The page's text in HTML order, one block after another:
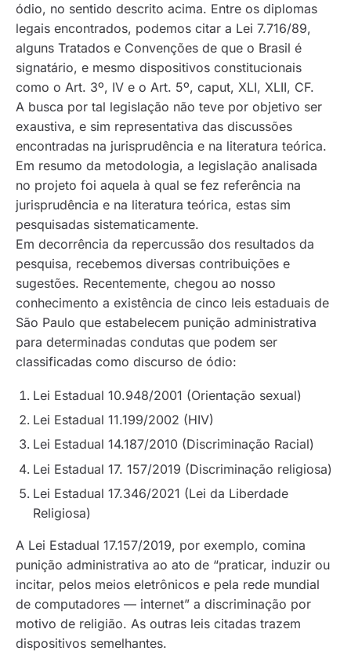
ódio, no sentido descrito acima. Entre os diplomas
legais encontrados, podemos citar a Lei 7.716/89,
alguns Tratados e Convenções de que o Brasil é
signatário, e mesmo dispositivos constitucionais
como o Art. 3º, IV e o Art. 5º, caput, XLI, XLII, CF.
A busca por tal legislação não teve por objetivo ser
exaustiva, e sim representativa das discussões
encontradas na jurisprudência e na literatura teórica.
Em resumo da metodologia, a legislação analisada
no projeto foi aquela à qual se fez referência na
jurisprudência e na literatura teórica, estas sim
pesquisadas sistematicamente.
Em decorrência da repercussão dos resultados da
pesquisa, recebemos diversas contribuições e
sugestões. Recentemente, chegou ao nosso
conhecimento a existência de cinco leis estaduais de
São Paulo que estabelecem punição administrativa
para determinadas condutas que podem ser
classificadas como discurso de ódio:
Lei Estadual 10.948/2001 (Orientação sexual)
Lei Estadual 11.199/2002 (HIV)
Lei Estadual 14.187/2010 (Discriminação Racial)
Lei Estadual 17. 157/2019 (Discriminação religiosa)
Lei Estadual 17.346/2021 (Lei da Liberdade
Religiosa)
A Lei Estadual 17.157/2019, por exemplo, comina
punição administrativa ao ato de “praticar, induzir ou
incitar, pelos meios eletrônicos e pela rede mundial
de computadores — internet” a discriminação por
motivo de religião. As outras leis citadas trazem
dispositivos semelhantes.